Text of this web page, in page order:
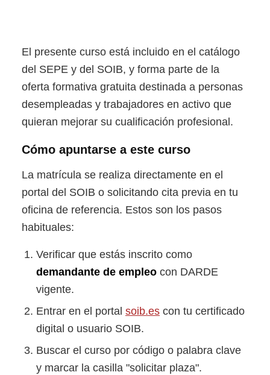
El presente curso está incluido en el catálogo
del SEPE y del SOIB, y forma parte de la
oferta formativa gratuita destinada a personas
desempleadas y trabajadores en activo que
quieran mejorar su cualificación profesional.
Cómo apuntarse a este curso
La matrícula se realiza directamente en el
portal del SOIB o solicitando cita previa en tu
oficina de referencia. Estos son los pasos
habituales:
Verificar que estás inscrito como
demandante de empleocon DARDE
vigente.
Entrar en el portal soib.escon tu certificado
digital o usuario SOIB.
Buscar el curso por código o palabra clave
y marcar la casilla "solicitar plaza".